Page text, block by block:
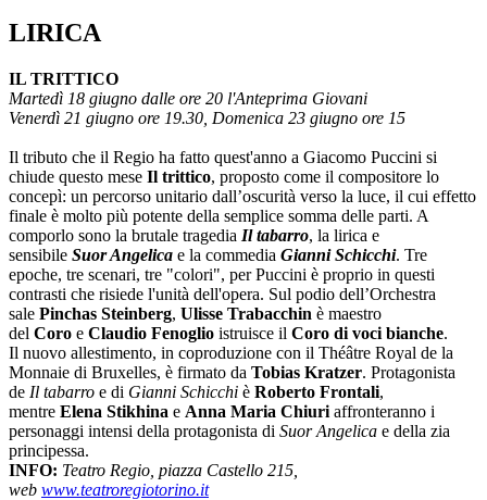
LIRICA
IL TRITTICO
Martedì 18 giugno dalle ore 20 l'Anteprima Giovani
Venerdì 21 giugno ore 19.30, Domenica 23 giugno ore 15
Il tributo che il Regio ha fatto quest'anno a Giacomo Puccini si
chiude questo mese Il trittico, proposto come il compositore lo
concepì: un percorso unitario dall’oscurità verso la luce, il cui effetto
finale è molto più potente della semplice somma delle parti. A
comporlo sono la brutale tragedia Il tabarro, la lirica e
sensibile Suor Angelica e la commedia Gianni Schicchi. Tre
epoche, tre scenari, tre "colori", per Puccini è proprio in questi
contrasti che risiede l'unità dell'opera. Sul podio dell’Orchestra
sale Pinchas Steinberg, Ulisse Trabacchin è maestro
del Coro e Claudio Fenoglio istruisce il Coro di voci bianche.
Il nuovo allestimento, in coproduzione con il Théâtre Royal de la
Monnaie di Bruxelles, è firmato da Tobias Kratzer. Protagonista
de Il tabarro e di Gianni Schicchi è Roberto Frontali,
mentre Elena Stikhina e Anna Maria Chiuri affronteranno i
personaggi intensi della protagonista di Suor Angelica e della zia
principessa.
INFO: Teatro Regio, piazza Castello 215,
web www.teatroregiotorino.it